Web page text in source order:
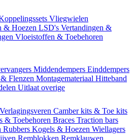
Vliegwielen
& Hoezen LSD's Vertandingen &
Vloeistoffen & Toebehoren
Middendempers Einddempers
Flenzen Montagemateriaal Hitteband
Uitlaat overige
Verlagingsveren Camber kits & Toe kits
& Toebehoren Braces Traction bars
Rubbers Kogels & Hoezen Wiellagers
Remblokken Remklauwen